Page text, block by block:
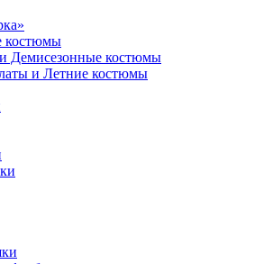
костюмы
Демисезонные костюмы
и Летние костюмы